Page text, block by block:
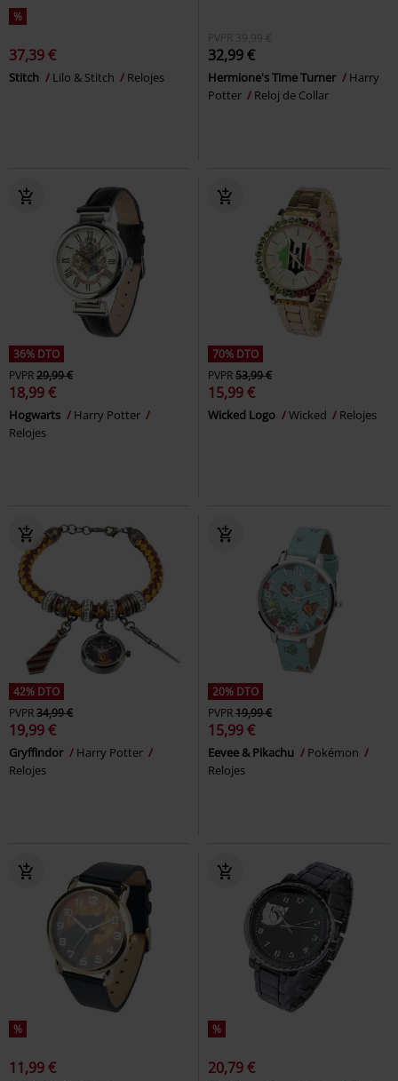
%
37,39 €
Stitch Lilo & Stitch Relojes
PVPR 39,99 €
32,99 €
Hermione's Time Turner
Harry
Potter
Reloj de Collar
36% DTO
PVPR29,99 €
18,99 €
Hogwarts
Harry Potter
Relojes
70% DTO
PVPR53,99 €
15,99 €
Wicked Logo Wicked Relojes
42% DTO
PVPR34,99 €
19,99 €
Gryffindor
Harry Potter
Relojes
20% DTO
PVPR19,99 €
15,99 €
Eevee & Pikachu
Pokémon
Relojes
%
11,99 €
%
20,79 €